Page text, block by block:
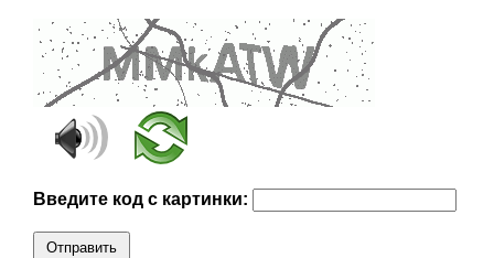
Введите код с картинки:
Отправить